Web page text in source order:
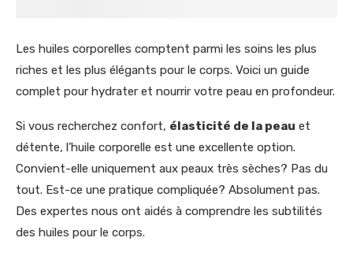
Les huiles corporelles comptent parmi les soins les plus
riches et les plus élégants pour le corps. Voici un guide
complet pour hydrater et nourrir votre peau en profondeur.
Si vous recherchez confort, élasticité de la peau et
détente, l’huile corporelle est une excellente option.
Convient-elle uniquement aux peaux très sèches? Pas du
tout. Est-ce une pratique compliquée? Absolument pas.
Des expertes nous ont aidés à comprendre les subtilités
des huiles pour le corps.